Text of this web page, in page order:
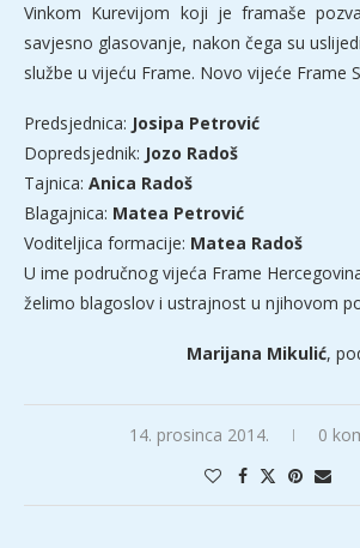
Vinkom Kurevijom koji je framaše
savjesno glasovanje, nakon čega su
službe u vijeću Frame. Novo vijeće Frame
Predsjednica: Josipa Petrović
Dopredsjednik: Jozo Radoš
Tajnica: Anica Radoš
Blagajnica: Matea Petrović
Voditeljica formacije: Matea Radoš
U ime područnog vijeća Frame
želimo blagoslov i ustrajnost u njihovom
Marijana Mikulić,
14. prosinca 2014. 0